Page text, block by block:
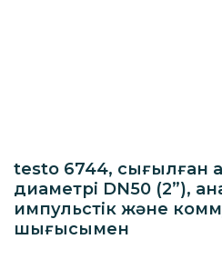
testo 6744, сығылған
диаметрі DN50 (2”),
импульстік және
шығысымен